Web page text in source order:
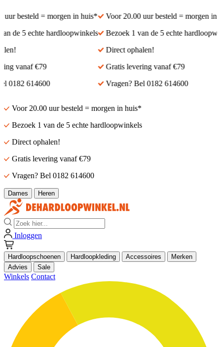
besteld = morgen in huis*
5 echte hardloopwinkels
vanaf €79
614600
Voor 20.00 uur besteld = morgen in
Bezoek 1 van de 5 echte
Direct ophalen!
Gratis levering vanaf €79
Vragen? Bel 0182 614600
Voor 20.00 uur besteld = morgen in huis*
Bezoek 1 van de 5 echte hardloopwinkels
Direct ophalen!
Gratis levering vanaf €79
Vragen? Bel 0182 614600
Dames Heren
Zoek
Inloggen
Hardloopschoenen Hardloopkleding Accessoires
Merken
Advies
Sale
Winkels Contact